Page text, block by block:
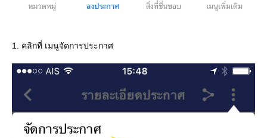
1. คลิกที่ เมนูจัดการประกาศ